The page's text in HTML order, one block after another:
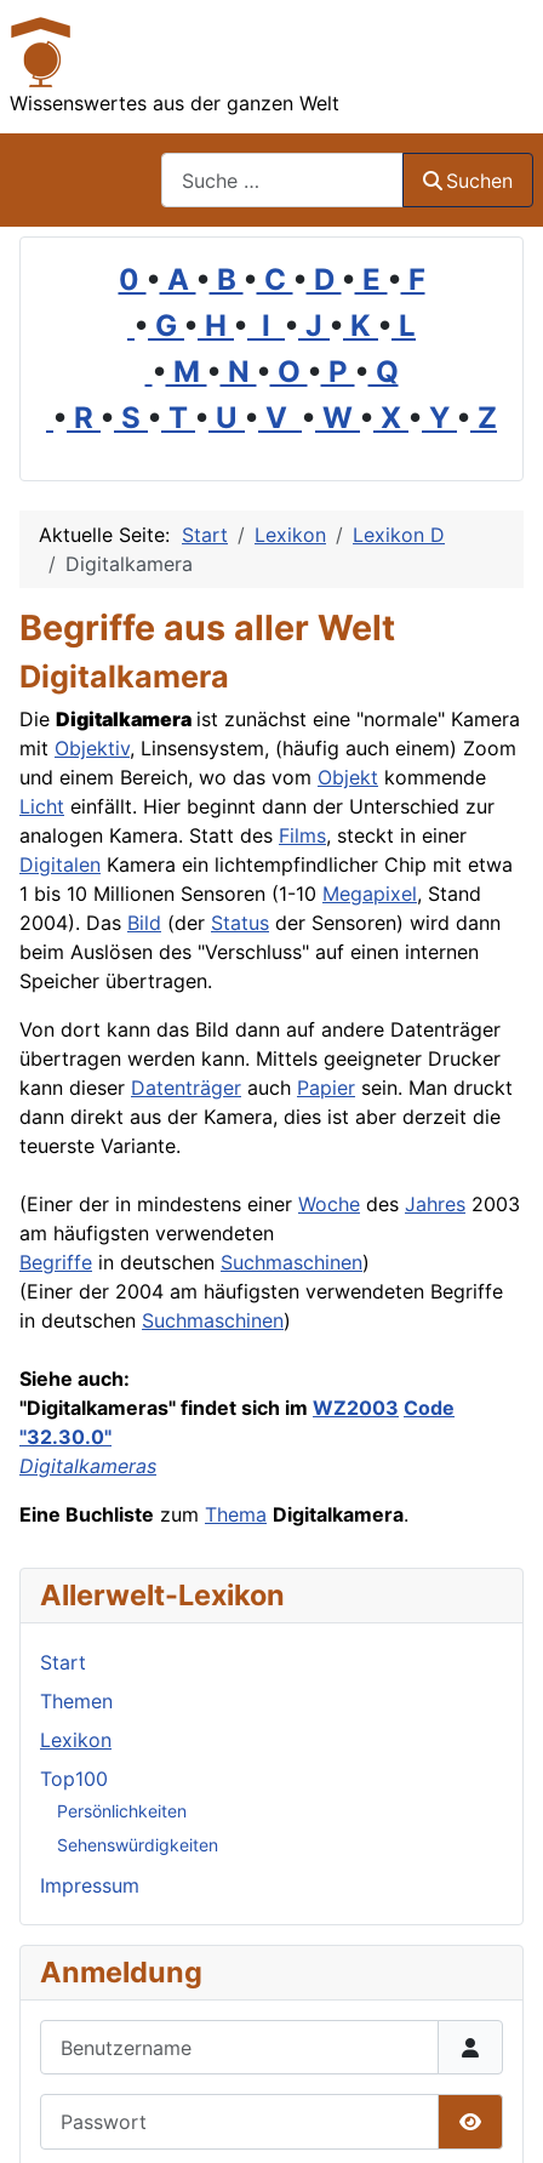
Wissenswertes aus der ganzen Welt
Suchen
0 • A • B • C • D • E • F
• G • H • I • J • K • L
• M • N • O • P • Q
• R • S • T • U • V • W • X • Y • Z
Aktuelle Seite: Start Lexikon
Lexikon D
Digitalkamera
Begriffe aus aller Welt
Digitalkamera
Die Digitalkamera ist zunächst eine "normale" Kamera
mit Objektiv, Linsensystem, (häufig auch einem) Zoom
und einem Bereich, wo das vom Objekt kommende
Licht einfällt. Hier beginnt dann der Unterschied zur
analogen Kamera. Statt des Films, steckt in einer
Digitalen Kamera ein lichtempfindlicher Chip mit etwa
1 bis 10 Millionen Sensoren (1-10 Megapixel, Stand
2004). Das Bild (der Status der Sensoren) wird dann
beim Auslösen des "Verschluss" auf einen internen
Speicher übertragen.
Von dort kann das Bild dann auf andere Datenträger
übertragen werden kann. Mittels geeigneter Drucker
kann dieser Datenträger auch Papier sein. Man druckt
dann direkt aus der Kamera, dies ist aber derzeit die
teuerste Variante.
(Einer der in mindestens einer Woche des Jahres 2003
am häufigsten verwendeten
Begriffe in deutschen Suchmaschinen)
(Einer der 2004 am häufigsten verwendeten Begriffe
in deutschen Suchmaschinen)
Siehe auch:
"Digitalkameras" findet sich im WZ2003 Code
"32.30.0"
Digitalkameras
Eine Buchliste zum Thema Digitalkamera.
Allerwelt-Lexikon
Start
Themen
Lexikon
Top100
Persönlichkeiten
Sehenswürdigkeiten
Impressum
Anmeldung